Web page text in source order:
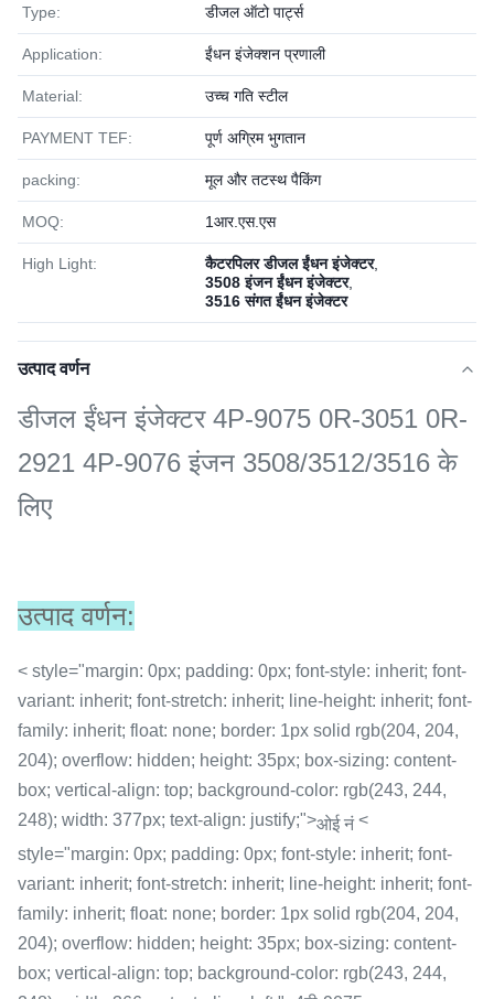
Type: डीजल ऑटो पार्ट्स
Application: ईंधन इंजेक्शन प्रणाली
Material: उच्च गति स्टील
PAYMENT TEF: पूर्ण अग्रिम भुगतान
packing: मूल और तटस्थ पैकिंग
MOQ: 1आर.एस.एस
High Light: कैटरपिलर डीजल ईंधन इंजेक्टर,
3508 इंजन ईंधन इंजेक्टर,
3516 संगत ईंधन इंजेक्टर
उत्पाद वर्णन
डीजल ईंधन इंजेक्टर 4P-9075 0R-3051 0R-
2921 4P-9076 इंजन 3508/3512/3516 के
लिए
उत्पाद वर्णन:
< style="margin: 0px; padding: 0px; font-style: inherit; font-
variant: inherit; font-stretch: inherit; line-height: inherit; font-
family: inherit; float: none; border: 1px solid rgb(204, 204,
204); overflow: hidden; height: 35px; box-sizing: content-
box; vertical-align: top; background-color: rgb(243, 244,
248); width: 377px; text-align: justify;">ओई नं<
style="margin: 0px; padding: 0px; font-style: inherit; font-
variant: inherit; font-stretch: inherit; line-height: inherit; font-
family: inherit; float: none; border: 1px solid rgb(204, 204,
204); overflow: hidden; height: 35px; box-sizing: content-
box; vertical-align: top; background-color: rgb(243, 244,